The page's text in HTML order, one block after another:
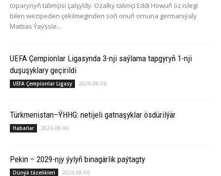
toparynyň tälimçisi çalşyldy. Ozalky tälimçi Eddi Howuň öz islegi
bilen wezipeden çekilmeginden soň onuň ornuna germaniýaly
Mattias Ýaýssle...
UEFA Çempionlar Ligasynda 3-nji saýlama tapgyryň 1-nji
duşuşyklary geçirildi
UEFA Çempionlar Ligasy 2026-08-06
Türkmenistan–ÝHHG: netijeli gatnaşyklar ösdürilýär
Habarlar 2026-08-06
Pekin – 2029-njy ýylyň binagärlik paýtagty
Dünýä täzelikleri 2026-08-06